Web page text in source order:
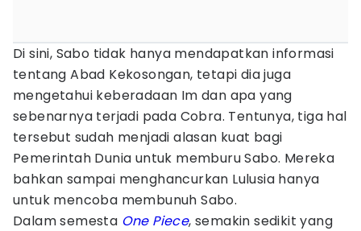
Di sini, Sabo tidak hanya mendapatkan informasi
tentang Abad Kekosongan, tetapi dia juga
mengetahui keberadaan Im dan apa yang
sebenarnya terjadi pada Cobra. Tentunya, tiga hal
tersebut sudah menjadi alasan kuat bagi
Pemerintah Dunia untuk memburu Sabo. Mereka
bahkan sampai menghancurkan Lulusia hanya
untuk mencoba membunuh Sabo.
Dalam semesta One Piece, semakin sedikit yang